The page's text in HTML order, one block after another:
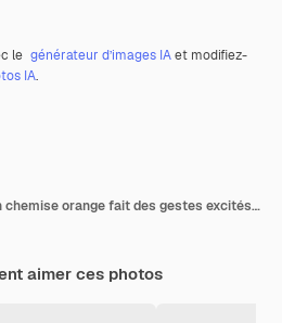
le générateur d’images IAet modifiez-
IA.
Un garçon heureux en chemise orange fait des gestes excités dans un art vectoriel plat
aimer ces photos